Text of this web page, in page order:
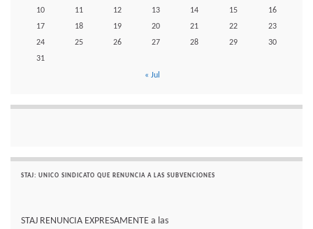
10
11 12 13 14 15
16
17
18 19 20 21 22
23
24
25 26 27 28 29
30
31
« Jul
STAJ: UNICO SINDICATO QUE RENUNCIA A LAS SUBVENCIONES
STAJ RENUNCIA EXPRESAMENTE a las